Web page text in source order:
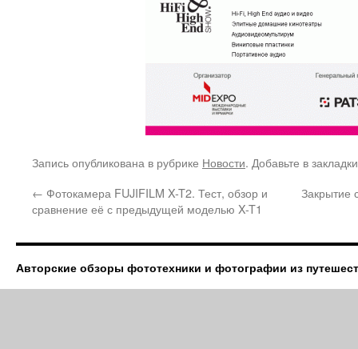
Запись опубликована в рубрике Новости. Добавьте в
← Фотокамера FUJIFILM X-T2. Тест, обзор и
сравнение её с предыдущей моделью X-T1
Закрытие
Авторские обзоры фототехники и фотографии из